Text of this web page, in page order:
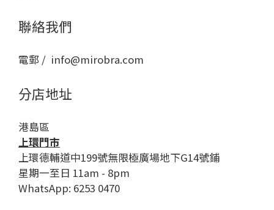
聯絡我們
電郵 / info@mirobra.com
分店地址
港島區
上環門市
上環德輔道中199號無限極廣場地下G14號鋪
星期一至日 11am - 8pm
WhatsApp: 6253 0470